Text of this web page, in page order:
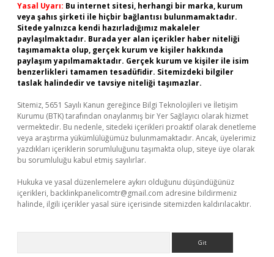
Yasal Uyarı: Bu internet sitesi, herhangi bir marka, kurum
veya şahıs şirketi ile hiçbir bağlantısı bulunmamaktadır.
Sitede yalnızca kendi hazırladığımız makaleler
paylaşılmaktadır. Burada yer alan içerikler haber niteliği
taşımamakta olup, gerçek kurum ve kişiler hakkında
paylaşım yapılmamaktadır. Gerçek kurum ve kişiler ile isim
benzerlikleri tamamen tesadüfidir. Sitemizdeki bilgiler
taslak halindedir ve tavsiye niteliği taşımazlar.
Sitemiz, 5651 Sayılı Kanun gereğince Bilgi Teknolojileri ve İletişim
Kurumu (BTK) tarafından onaylanmış bir Yer Sağlayıcı olarak hizmet
vermektedir. Bu nedenle, sitedeki içerikleri proaktif olarak denetleme
veya araştırma yükümlülüğümüz bulunmamaktadır. Ancak, üyelerimiz
yazdıkları içeriklerin sorumluluğunu taşımakta olup, siteye üye olarak
bu sorumluluğu kabul etmiş sayılırlar.
Hukuka ve yasal düzenlemelere aykırı olduğunu düşündüğünüz
içerikleri, backlinkpanelicomtr@gmail.com adresine bildirmeniz
halinde, ilgili içerikler yasal süre içerisinde sitemizden kaldırılacaktır.